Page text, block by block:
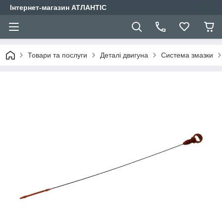
Інтернет-магазин АТЛАНТІС
Товари та послуги Деталі двигуна Система змазки